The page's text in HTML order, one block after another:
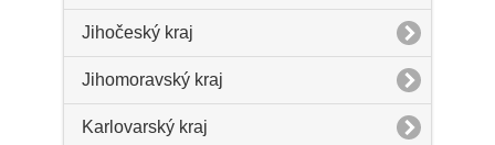
Jihočeský kraj
Jihomoravský kraj
Karlovarský kraj